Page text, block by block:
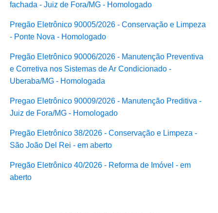
fachada - Juiz de Fora/MG - Homologado
Pregão Eletrônico 90005/2026 - Conservação e Limpeza
- Ponte Nova - Homologado
Pregão Eletrônico 90006/2026 - Manutenção Preventiva
e Corretiva nos Sistemas de Ar Condicionado -
Uberaba/MG - Homologada
Pregao Eletrônico 90009/2026 - Manutenção Preditiva -
Juiz de Fora/MG - Homologado
Pregão Eletrônico 38/2026 - Conservação e Limpeza -
São João Del Rei - em aberto
Pregão Eletrônico 40/2026 - Reforma de Imóvel - em
aberto